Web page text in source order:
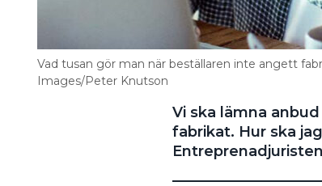
Vad tusan gör man när beställaren inte angett
Images/Peter Knutson
Vi ska lämna
fabrikat. Hur ska